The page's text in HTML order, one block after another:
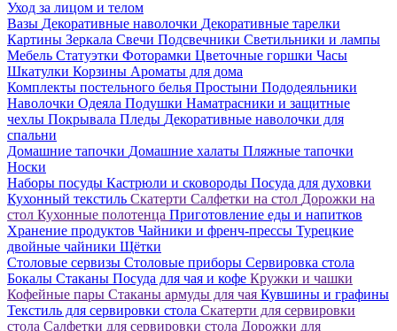
Уход за лицом и телом
Вазы Декоративные наволочки Декоративные тарелки
Картины Зеркала Свечи Подсвечники Светильники и лампы
Мебель Статуэтки Фоторамки Цветочные горшки Часы
Шкатулки Корзины Ароматы для дома
Комплекты постельного белья Простыни Пододеяльники
Наволочки Одеяла Подушки Наматрасники и защитные
чехлы Покрывала Пледы Декоративные наволочки для
спальни
Домашние тапочки Домашние халаты Пляжные тапочки
Носки
Наборы посуды Кастрюли и сковороды Посуда для духовки
Кухонный текстиль Скатерти Салфетки на стол Дорожки на
стол Кухонные полотенца Приготовление еды и напитков
Хранение продуктов Чайники и френч-прессы Турецкие
двойные чайники Щётки
Столовые сервизы Столовые приборы Сервировка стола
Бокалы Стаканы Посуда для чая и кофе Кружки и чашки
Кофейные пары Стаканы армуды для чая Кувшины и графины
Текстиль для сервировки стола Скатерти для сервировки
стола Салфетки для сервировки стола Дорожки для